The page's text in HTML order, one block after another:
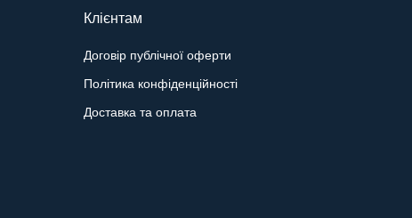
Клієнтам
Договір публічної оферти
Політика конфіденційності
Доставка та оплата